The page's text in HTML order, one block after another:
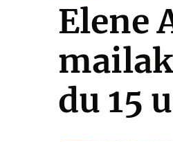
Elene
du 15